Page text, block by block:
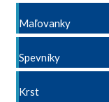
Maľovanky
Spevníky
Krst